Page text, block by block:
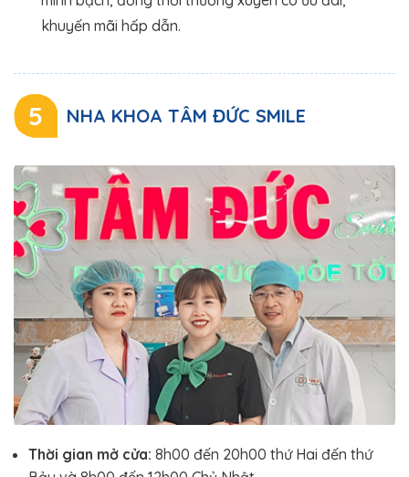
khuyến mãi hấp dẫn.
5 NHA KHOA TÂM ĐỨC SMILE
Thời gian mở cửa: 8h00 đến 20h00 thứ Hai đến thứ